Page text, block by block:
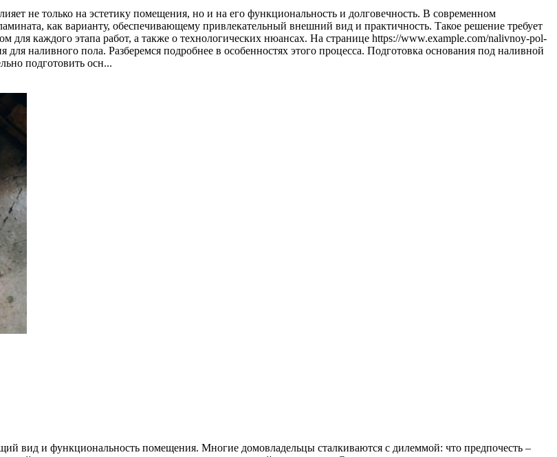
не только на эстетику помещения, но и на его функциональность и долговечность. В современном
как варианту, обеспечивающему привлекательный внешний вид и практичность. Такое решение требует
для каждого этапа работ, а также о технологических нюансах. На странице https://www.example.com/nalivnoy-pol-
наливного пола. Разберемся подробнее в особенностях этого процесса. Подготовка основания под наливной
подготовить осн...
вид и функциональность помещения. Многие домовладельцы сталкиваются с дилеммой: что предпочесть –